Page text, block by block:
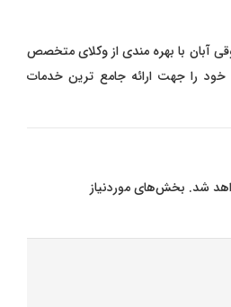
آبان با بهره مندی از وکلای متخصص
را جهت ارائه جامع ترین خدمات
شد. بخش‌های موردنیاز